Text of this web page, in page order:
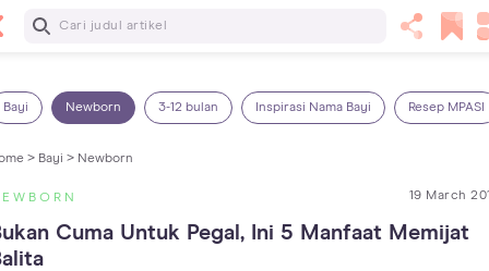
Baca Selanjutnya
Bayi Newborn 3-12 bulan Inspirasi Nama Bayi Resep MPASI
> Bayi > Newborn
19 March
Cuma Untuk Pegal, Ini 5 Manfaat Memijat